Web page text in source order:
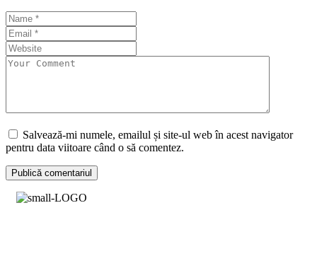
Salvează-mi numele, emailul și site-ul web în acest navigator
pentru data viitoare când o să comentez.